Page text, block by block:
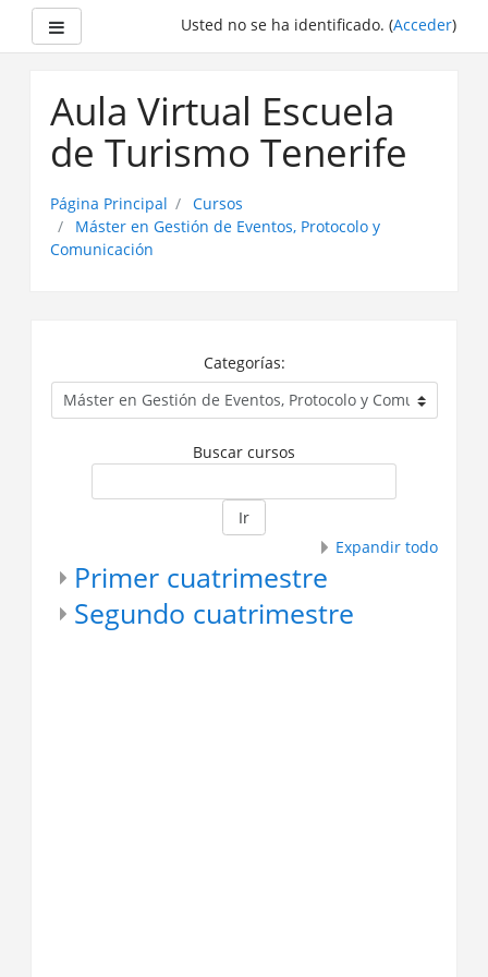
contenido
Usted no se ha identificado. (Acceder)
Aula Virtual Escuela
de Turismo Tenerife
Página Principal
Cursos
Máster en Gestión de Eventos, Protocolo y
Comunicación
Categorías:
Buscar cursos
Ir
Expandir todo
Primer cuatrimestre
Segundo cuatrimestre